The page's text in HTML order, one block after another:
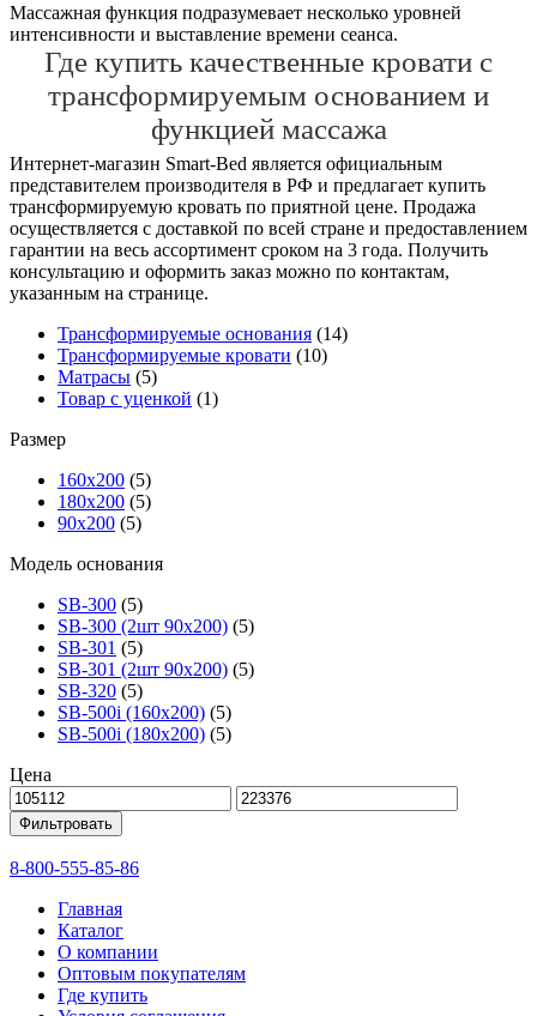
Массажная функция подразумевает несколько уровней
интенсивности и выставление времени сеанса.
Где купить качественные кровати с
трансформируемым основанием и
функцией массажа
Интернет-магазин Smart-Bed является официальным
представителем производителя в РФ и предлагает купить
трансформируемую кровать по приятной цене. Продажа
осуществляется с доставкой по всей стране и предоставлением
гарантии на весь ассортимент сроком на 3 года. Получить
консультацию и оформить заказ можно по контактам,
указанным на странице.
Трансформируемые основания (14)
Трансформируемые кровати (10)
Матрасы (5)
Товар с уценкой (1)
Размер
160х200 (5)
180х200 (5)
90х200 (5)
Модель основания
SB-300 (5)
SB-300 (2шт 90х200) (5)
SB-301 (5)
SB-301 (2шт 90х200) (5)
SB-320 (5)
SB-500i (160x200) (5)
SB-500i (180x200) (5)
Цена
Фильтровать
8-800-555-85-86
Главная
Каталог
О компании
Оптовым покупателям
Где купить